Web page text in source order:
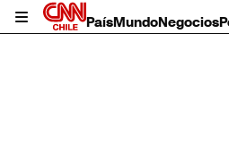
PaísMundoNegocios